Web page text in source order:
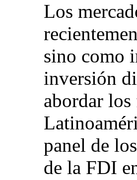
Los
sino como
inversión
abordar
panel de
de la FDI